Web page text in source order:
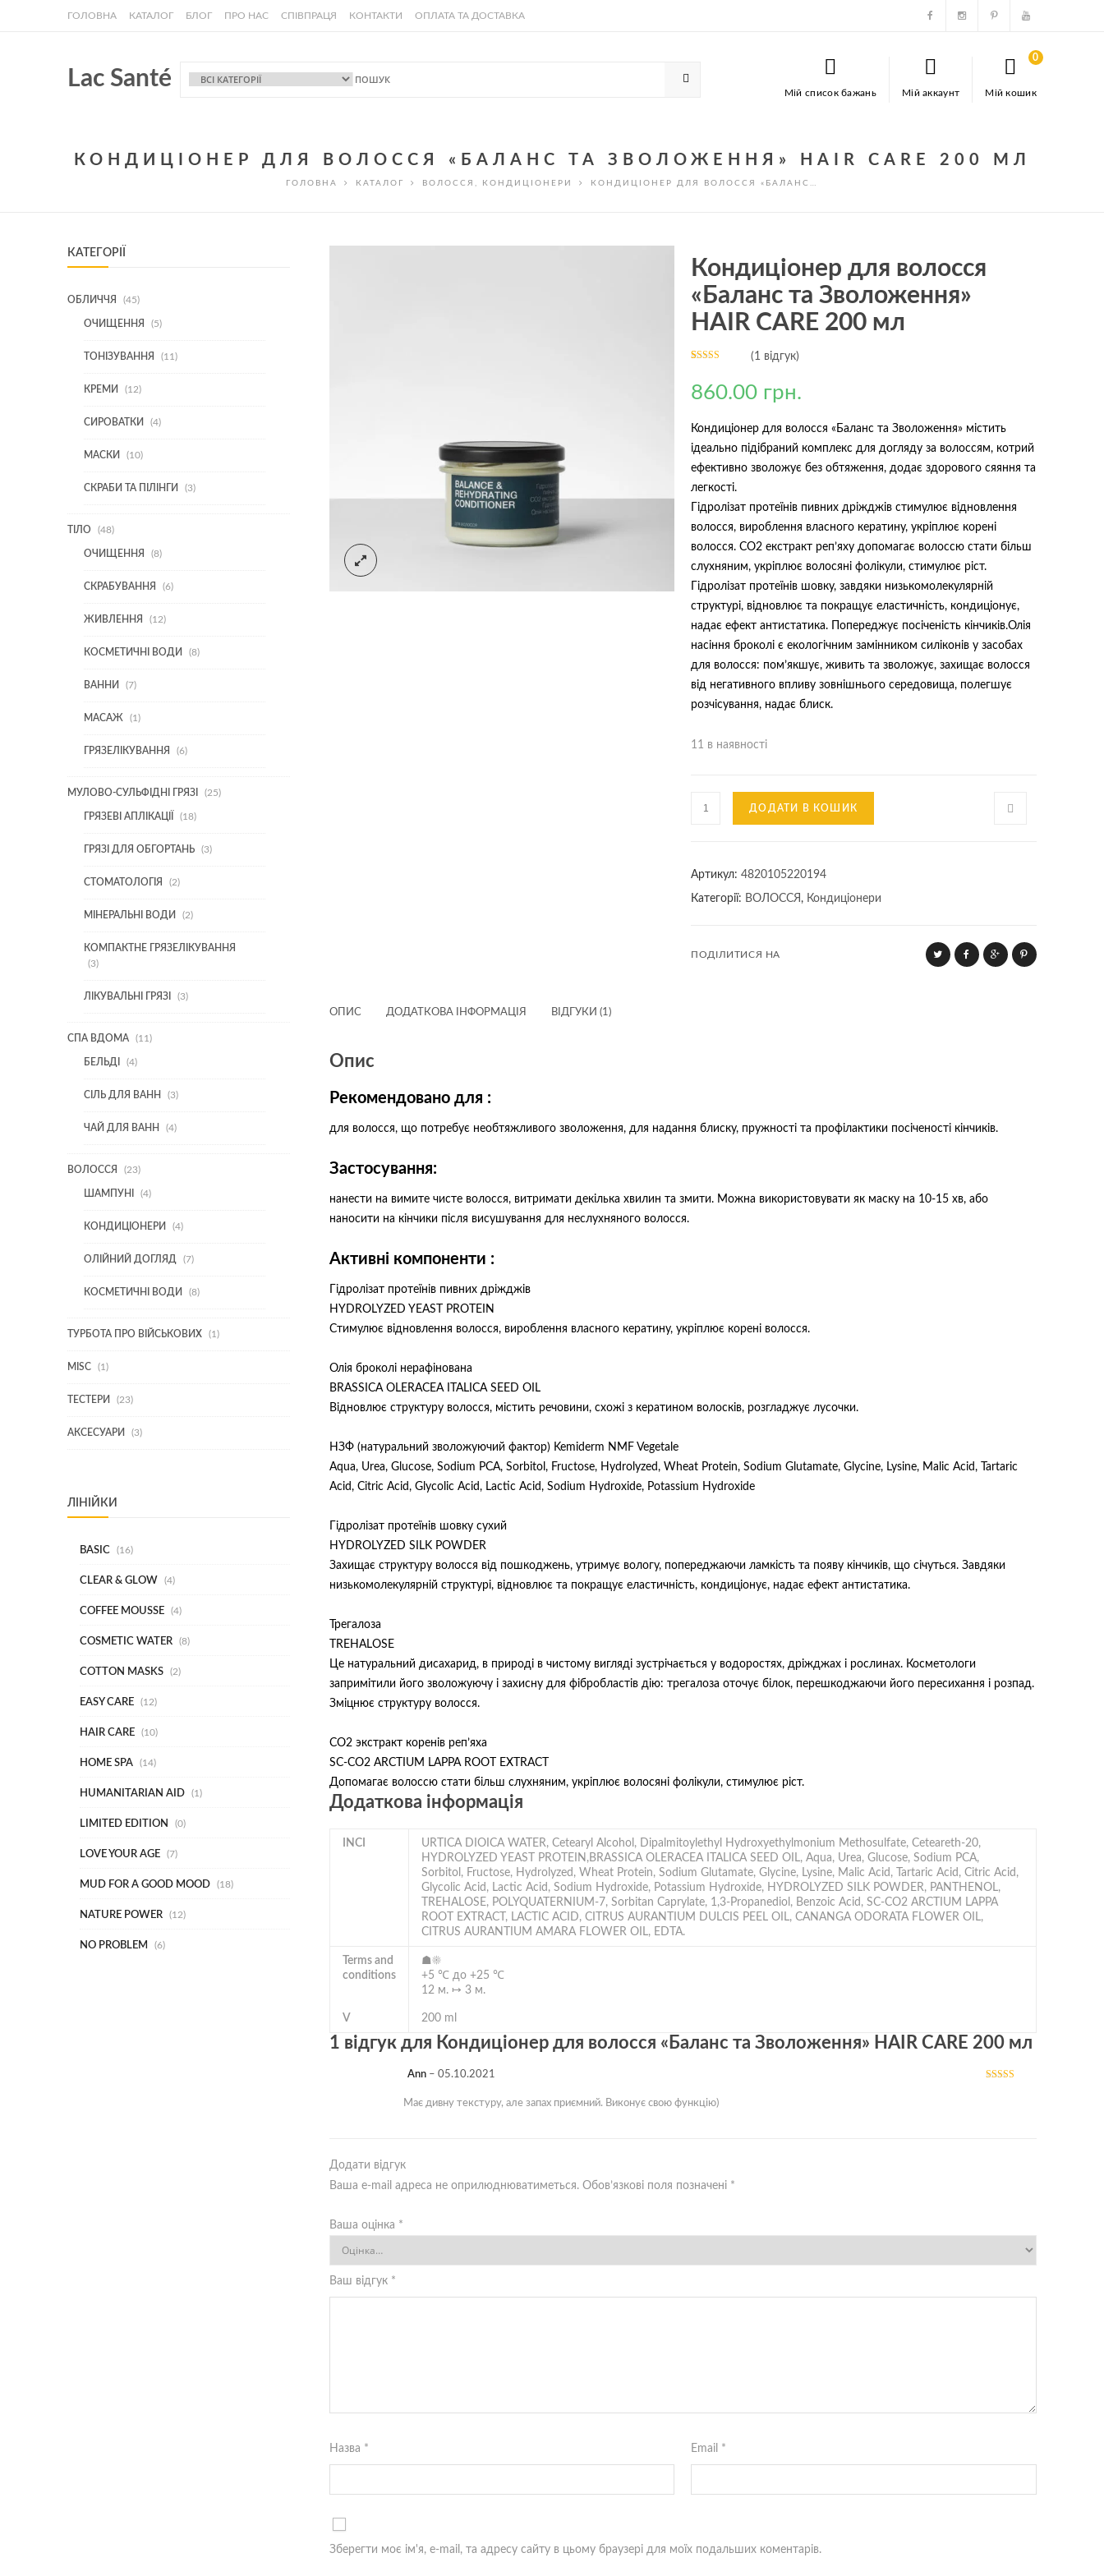
ГОЛОВНА КАТАЛОГ БЛОГ ПРО НАС СПІВПРАЦЯ КОНТАКТИ ОПЛАТА ТА ДОСТАВКА
Lac Santé
Мій список бажань Мій аккаунт
0
Мій кошик
КОНДИЦІОНЕР ДЛЯ ВОЛОССЯ «БАЛАНС ТА ЗВОЛОЖЕННЯ» HAIR CARE 200 МЛ
ГОЛОВНА КАТАЛОГ ВОЛОССЯ , КОНДИЦІОНЕРИ КОНДИЦІОНЕР ДЛЯ ВОЛОССЯ «БАЛАНС…
Кондиціонер для волосся
«Баланс та Зволоження»
HAIR CARE 200 мл
на основі
опитування
(1 відгук)
860.00 грн.
Кондиціонер для волосся «Баланс та Зволоження» містить
ідеально підібраний комплекс для догляду за волоссям, котрий
ефективно зволожує без обтяження, додає здорового сяяння та
легкості.
Гідролізат протеїнів пивних дріжджів стимулює відновлення
волосся, вироблення власного кератину, укріплює корені
волосся. СО2 екстракт реп’яху допомагає волоссю стати більш
слухняним, укріплює волосяні фолікули, стимулює ріст.
Гідролізат протеїнів шовку, завдяки низькомолекулярній
структурі, відновлює та покращує еластичність, кондиціонує,
надає ефект антистатика. Попереджує посіченість кінчиків.Олія
насіння броколі є екологічним замінником силіконів у засобах
для волосся: пом’якшує, живить та зволожує, захищає волосся
від негативного впливу зовнішнього середовища, полегшує
розчісування, надає блиск.
11 в наявності
Кондиціонер
та
Зволоження»
200
ДОДАТИ В КОШИК
Артикул:4820105220194
Категорії: ВОЛОССЯ , Кондиціонери
ПОДІЛИТИСЯ НА
ОПИС ДОДАТКОВА ІНФОРМАЦІЯ ВІДГУКИ (1)
Опис
Рекомендовано для :
для волосся, що потребує необтяжливого зволоження, для надання блиску, пружності та профілактики посіченості кінчиків.
Застосування:
нанести на вимите чисте волосся, витримати декілька хвилин та змити. Можна використовувати як маску на 10-15 хв, або
наносити на кінчики після висушування для неслухняного волосся.
Активні компоненти :
Гідролізат протеїнів пивних дріжджів
HYDROLYZED YEAST PROTEIN
Стимулює відновлення волосся, вироблення власного кератину, укріплює корені волосся.
Олія броколі нерафінована
BRASSICA OLERACEA ITALICA SEED OIL
Відновлює структуру волосся, містить речовини, схожі з кератином волосків, розгладжує лусочки.
НЗФ (натуральний зволожуючий фактор) Kemiderm NMF Vegetale
Aqua, Urea, Glucose, Sodium PCA, Sorbitol, Fructose, Hydrolyzed, Wheat Protein, Sodium Glutamate, Glycine, Lysine, Malic Acid, Tartaric
Acid, Citric Acid, Glycolic Acid, Lactic Acid, Sodium Hydroxide, Potassium Hydroxide
Гідролізат протеїнів шовку сухий
HYDROLYZED SILK POWDER
Захищає структуру волосся від пошкоджень, утримує вологу, попереджаючи ламкість та появу кінчиків, що січуться. Завдяки
низькомолекулярній структурі, відновлює та покращує еластичність, кондиціонує, надає ефект антистатика.
Трегалоза
TREHALOSE
Це натуральний дисахарид, в природі в чистому вигляді зустрічається у водоростях, дріжджах і рослинах. Косметологи
запримітили його зволожуючу і захисну для фібробластів дію: трегалоза оточує білок, перешкоджаючи його пересихання і розпад.
Зміцнює структуру волосся.
СО2 экстракт коренів реп’яха
SC-CO2 ARCTIUM LAPPA ROOT EXTRACT
Допомагає волоссю стати більш слухняним, укріплює волосяні фолікули, стимулює ріст.
Додаткова інформація
INCI
URTICA DIOICA WATER, Cetearyl Alcohol, Dipalmitoylethyl Hydroxyethylmonium Methosulfate, Ceteareth-20,
HYDROLYZED YEAST PROTEIN,BRASSICA OLERACEA ITALICA SEED OIL, Aqua, Urea, Glucose, Sodium PCA,
Sorbitol, Fructose, Hydrolyzed, Wheat Protein, Sodium Glutamate, Glycine, Lysine, Malic Acid, Tartaric Acid, Citric Acid,
Glycolic Acid, Lactic Acid, Sodium Hydroxide, Potassium Hydroxide, HYDROLYZED SILK POWDER, PANTHENOL,
TREHALOSE, POLYQUATERNIUM-7, Sorbitan Caprylate, 1,3-Propanediol, Benzoic Acid, SC-CO2 ARCTIUM LAPPA
ROOT EXTRACT, LACTIC ACID, CITRUS AURANTIUM DULCIS PEEL OIL, CANANGA ODORATA FLOWER OIL,
CITRUS AURANTIUM AMARA FLOWER OIL, EDTA.
Terms and
conditions
☗☀
+5 ℃ до +25 ℃
12 м. ↦ 3 м.
V 200 ml
1 відгук для Кондиціонер для волосся «Баланс та Зволоження» HAIR CARE 200 мл
Ann – 05.10.2021
Має дивну текстуру, але запах приємний. Виконує свою функцію)
Додати відгук
Ваша e-mail адреса не оприлюднюватиметься. Обов’язкові поля позначені *
Ваша оцінка *
Ваш відгук *
Назва * Email *
Зберегти моє ім'я, e-mail, та адресу сайту в цьому браузері для моїх подальших коментарів.
КАТЕГОРІЇ
ОБЛИЧЧЯ 4545
ОЧИЩЕННЯ
55
ТОНІЗУВАННЯ
1111
КРЕМИ
1212
СИРОВАТКИ
44
МАСКИ
1010
СКРАБИ ТА ПІЛІНГИ
33
ТІЛО 4848
ОЧИЩЕННЯ
88
СКРАБУВАННЯ
66
ЖИВЛЕННЯ
1212
КОСМЕТИЧНІ ВОДИ
88
ВАННИ
77
МАСАЖ
11
ГРЯЗЕЛІКУВАННЯ
66
МУЛОВО-СУЛЬФІДНІ ГРЯЗІ 2525
ГРЯЗЕВІ АПЛІКАЦІЇ
1818
ГРЯЗІ ДЛЯ ОБГОРТАНЬ
33
СТОМАТОЛОГІЯ
22
МІНЕРАЛЬНІ ВОДИ
22
КОМПАКТНЕ ГРЯЗЕЛІКУВАННЯ
33
ЛІКУВАЛЬНІ ГРЯЗІ
33
СПА ВДОМА 1111
БЕЛЬДІ
44
СІЛЬ ДЛЯ ВАНН
33
ЧАЙ ДЛЯ ВАНН
44
ВОЛОССЯ 2323
ШАМПУНІ
44
КОНДИЦІОНЕРИ
44
ОЛІЙНИЙ ДОГЛЯД
77
КОСМЕТИЧНІ ВОДИ
88
ТУРБОТА ПРО ВІЙСЬКОВИХ 11
MISC
11
ТЕСТЕРИ
2323
АКСЕСУАРИ
33
ЛІНІЙКИ
BASIC 16
CLEAR & GLOW 4
COFFEE MOUSSE 4
COSMETIC WATER 8
COTTON MASKS 2
EASY CARE 12
HAIR CARE 10
HOME SPA 14
HUMANITARIAN AID 1
LIMITED EDITION 0
LOVE YOUR AGE 7
MUD FOR A GOOD MOOD 18
NATURE POWER 12
NO PROBLEM 6